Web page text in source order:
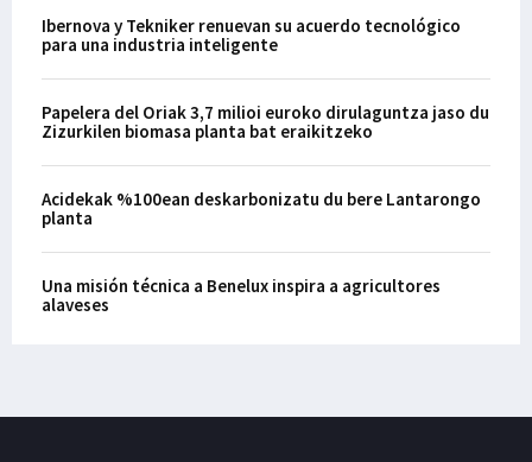
Ibernova y Tekniker renuevan su acuerdo tecnológico
para una industria inteligente
Papelera del Oriak 3,7 milioi euroko dirulaguntza jaso du
Zizurkilen biomasa planta bat eraikitzeko
Acidekak %100ean deskarbonizatu du bere Lantarongo
planta
Una misión técnica a Benelux inspira a agricultores
alaveses